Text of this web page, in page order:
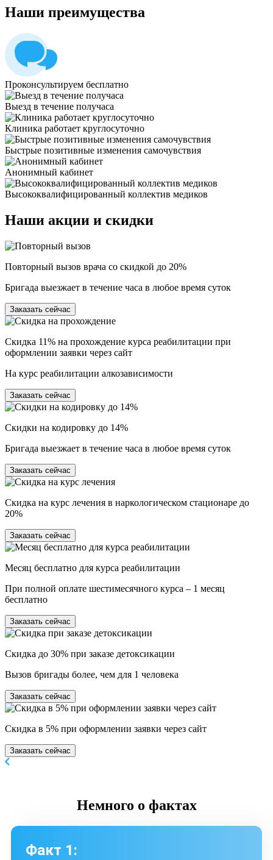
Наши преимущества
Проконсультируем бесплатно
Выезд в течение получаса
Клиника работает круглосуточно
Быстрые позитивные изменения самочувствия
Анонимный кабинет
Высококвалифицированный коллектив медиков
Наши акции и скидки
Повторный вызов врача со скидкой до 20%
Бригада выезжает в течение часа в любое время суток
Заказать сейчас
Скидка 11% на прохождение курса реабилитации при
оформлении заявки через сайт
На курс реабилитации алкозависимости
Заказать сейчас
Скидки на кодировку до 14%
Бригада выезжает в течение часа в любое время суток
Заказать сейчас
Скидка на курс лечения в наркологическом стационаре до
20%
Заказать сейчас
Месяц бесплатно для курса реабилитации
При полной оплате шестимесячного курса – 1 месяц
бесплатно
Заказать сейчас
Скидка до 30% при заказе детоксикации
Вызов бригады более, чем для 1 человека
Заказать сейчас
Скидка в 5% при оформлении заявки через сайт
Заказать сейчас
Немного о фактах
Факт 1: